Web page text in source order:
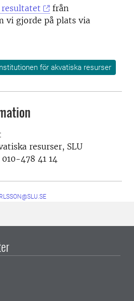
från
vi gjorde på plats via
för akvatiska resurser
resurser, SLU
010-478 41 14